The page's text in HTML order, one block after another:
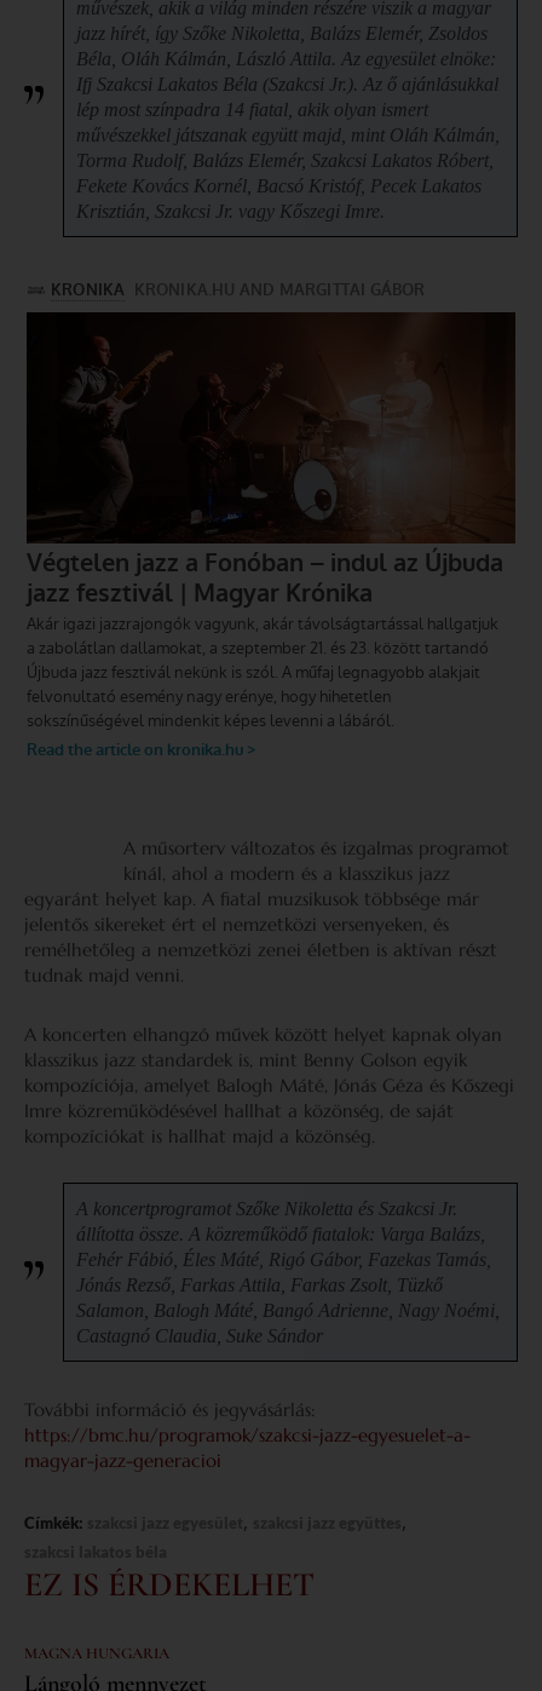
művészek, akik a világ minden részére viszik a magyar
jazz hírét, így Szőke Nikoletta, Balázs Elemér, Zsoldos
Béla, Oláh Kálmán, László Attila. Az egyesület elnöke:
Ifj Szakcsi Lakatos Béla (Szakcsi Jr.). Az ő ajánlásukkal
lép most színpadra 14 fiatal, akik olyan ismert
művészekkel játszanak együtt majd, mint Oláh Kálmán,
Torma Rudolf, Balázs Elemér, Szakcsi Lakatos Róbert,
Fekete Kovács Kornél, Bacsó Kristóf, Pecek Lakatos
Krisztián, Szakcsi Jr. vagy Kőszegi Imre.
A műsorterv változatos és izgalmas programot
kínál, ahol a modern és a klasszikus jazz
egyaránt helyet kap. A fiatal muzsikusok többsége már
jelentős sikereket ért el nemzetközi versenyeken, és
remélhetőleg a nemzetközi zenei életben is aktívan részt
tudnak majd venni.
A koncerten elhangzó művek között helyet kapnak olyan
klasszikus jazz standardek is, mint Benny Golson egyik
kompozíciója, amelyet Balogh Máté, Jónás Géza és Kőszegi
Imre közreműködésével hallhat a közönség, de saját
kompozíciókat is hallhat majd a közönség.
A koncertprogramot Szőke Nikoletta és Szakcsi Jr.
állította össze. A közreműködő fiatalok: Varga Balázs,
Fehér Fábió, Éles Máté, Rigó Gábor, Fazekas Tamás,
Jónás Rezső, Farkas Attila, Farkas Zsolt, Tüzkő
Salamon, Balogh Máté, Bangó Adrienne, Nagy Noémi,
Castagnó Claudia, Suke Sándor
További információ és jegyvásárlás:
https://bmc.hu/programok/szakcsi-jazz-egyesuelet-a-
magyar-jazz-generacioi
Címkék: , ,
EZ IS ÉRDEKELHET
MAGNA HUNGARIA
Lángoló mennyezet